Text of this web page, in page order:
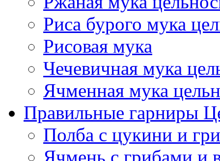
Риса бурого мука
Рисовая мука
Чечевичная мука
Ячменная мука
Правильные гарниры
Полба с цукини и
Ячмень с грибами и